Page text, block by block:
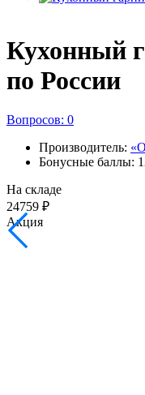
Кухонный
по России
Вопросов: 0
Производитель:
Бонусные баллы:
На складе
24759 ₽
Акция